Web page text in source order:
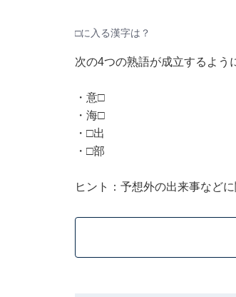
□に入る漢字は？
次の4つの熟語が成立するよう
・意□
・海□
・□出
・□部
ヒント：予想外の出来事など